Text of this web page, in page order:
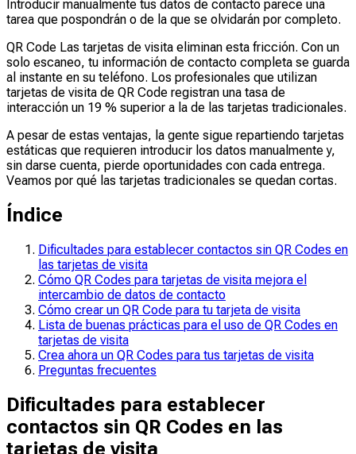
Introducir manualmente tus datos de contacto parece una
tarea que pospondrán o de la que se olvidarán por completo.
QR Code Las tarjetas de visita eliminan esta fricción. Con un
solo escaneo, tu información de contacto completa se guarda
al instante en su teléfono. Los profesionales que utilizan
tarjetas de visita de QR Code registran una tasa de
interacción un 19 % superior a la de las tarjetas tradicionales.
A pesar de estas ventajas, la gente sigue repartiendo tarjetas
estáticas que requieren introducir los datos manualmente y,
sin darse cuenta, pierde oportunidades con cada entrega.
Veamos por qué las tarjetas tradicionales se quedan cortas.
Índice
Dificultades para establecer contactos sin QR Codes en
las tarjetas de visita
Cómo QR Codes para tarjetas de visita mejora el
intercambio de datos de contacto
Cómo crear un QR Code para tu tarjeta de visita
Lista de buenas prácticas para el uso de QR Codes en
tarjetas de visita
Crea ahora un QR Codes para tus tarjetas de visita
Preguntas frecuentes
Dificultades para establecer
contactos sin QR Codes en las
tarjetas de visita